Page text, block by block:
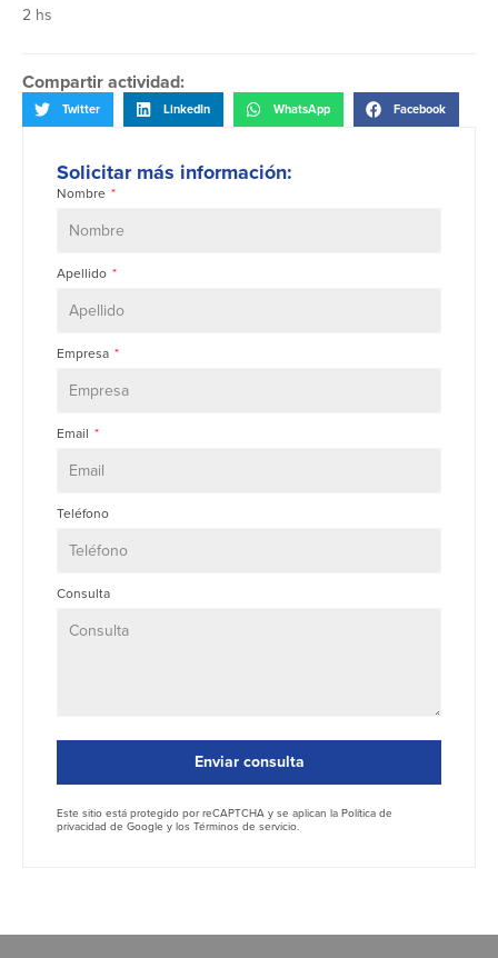
2 hs
Compartir actividad:
Twitter LinkedIn WhatsApp Facebook
Solicitar más información:
Nombre
Apellido
Empresa
Email
Teléfono
Consulta
Este sitio está protegido por reCAPTCHA y se aplican la Política de
privacidad de Google y los Términos de servicio.
Enviar consulta